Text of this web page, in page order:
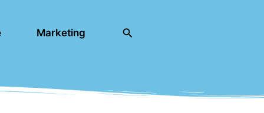
Marketing Rechercher